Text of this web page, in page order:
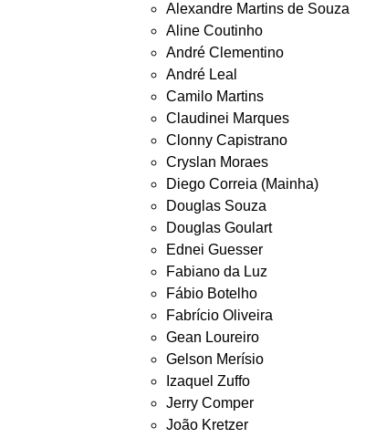
Alexandre Martins de Souza
Aline Coutinho
André Clementino
André Leal
Camilo Martins
Claudinei Marques
Clonny Capistrano
Cryslan Moraes
Diego Correia (Mainha)
Douglas Souza
Douglas Goulart
Ednei Guesser
Fabiano da Luz
Fábio Botelho
Fabrício Oliveira
Gean Loureiro
Gelson Merísio
Izaquel Zuffo
Jerry Comper
João Kretzer